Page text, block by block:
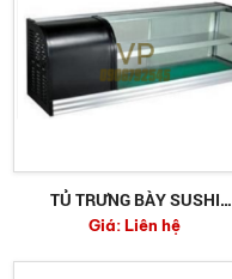
TỦ TRƯNG BÀY SUSHI
HOSHIZAKI HNC-180BE-L-B
Giá:Liên hệ